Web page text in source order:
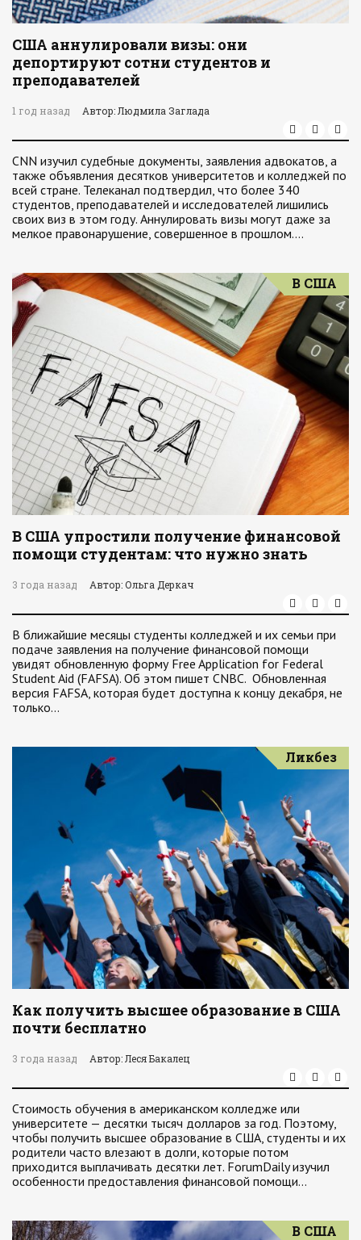
США аннулировали визы: они
депортируют сотни студентов и
преподавателей
1 год назад Автор: Людмила Заглада
CNN изучил судебные документы, заявления адвокатов, а
также объявления десятков университетов и колледжей по
всей стране. Телеканал подтвердил, что более 340
студентов, преподавателей и исследователей лишились
своих виз в этом году. Аннулировать визы могут даже за
мелкое правонарушение, совершенное в прошлом.…
В США
В США упростили получение финансовой
помощи студентам: что нужно знать
3 года назад Автор: Ольга Деркач
В ближайшие месяцы студенты колледжей и их семьи при
подаче заявления на получение финансовой помощи
увидят обновленную форму Free Application for Federal
Student Aid (FAFSA). Об этом пишет CNBC. Обновленная
версия FAFSA, которая будет доступна к концу декабря, не
только…
Ликбез
Как получить высшее образование в США
почти бесплатно
3 года назад Автор: Леся Бакалец
Стоимость обучения в американском колледже или
университете — десятки тысяч долларов за год. Поэтому,
чтобы получить высшее образование в США, студенты и их
родители часто влезают в долги, которые потом
приходится выплачивать десятки лет. ForumDaily изучил
особенности предоставления финансовой помощи…
В США